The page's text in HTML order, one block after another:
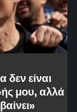
είναι
μου, αλλά